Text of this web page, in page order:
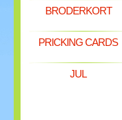
BRODERKORT
PRICKING CARDS
JUL